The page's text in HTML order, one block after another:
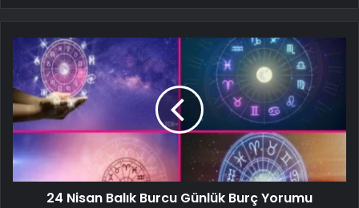
24 Nisan Balık Burcu Günlük Burç Yorumu